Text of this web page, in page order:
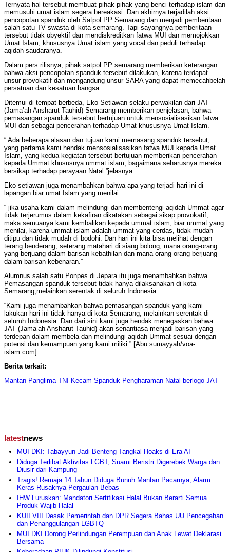
Ternyata hal tersebut membuat pihak-pihak yang benci terhadap islam dan
memusuhi umat islam segera bereakasi. Dan akhirnya terjadilah aksi
pencopotan spanduk oleh Satpol PP Semarang dan menjadi pemberitaan
salah satu TV swasta di kota semarang. Tapi sayangnya pemberitaan
tersebut tidak obyektif dan mendiskreditkan fatwa MUI dan memojokkan
Umat Islam, khususnya Umat islam yang vocal dan peduli terhadap
aqidah saudaranya.
Dalam pers rilisnya, pihak satpol PP semarang memberikan keterangan
bahwa aksi pencopotan spanduk tersebut dilakukan, karena terdapat
unsur provokatif dan mengandung unsur SARA yang dapat memecahbelah
persatuan dan kesatuan bangsa.
Ditemui di tempat berbeda, Eko Setiawan selaku perwakilan dari JAT
(Jama’ah Ansharut Tauhid) Semarang memberikan penjelasan, bahwa
pemasangan spanduk tersebut bertujuan untuk mensosialisasikan fatwa
MUI dan sebagai pencerahan terhadap Umat khususnya Umat Islam.
“ Ada beberapa alasan dan tujuan kami memasang spanduk tersebut,
yang pertama kami hendak mensosialisasikan fatwa MUI kepada Umat
Islam, yang kedua kegiatan tersebut bertujuan memberikan pencerahan
kepada Ummat khususnya ummat islam, bagaimana seharusnya mereka
bersikap terhadap perayaan Natal.”jelasnya
Eko setiawan juga menambahkan bahwa apa yang terjadi hari ini di
lapangan biar umat Islam yang menilai.
“ jika usaha kami dalam melindungi dan membentengi aqidah Ummat agar
tidak terjerumus dalam kekafiran dikatakan sebagai sikap provokatif,
maka semuanya kami kembalikan kepada ummat islam, biar ummat yang
menilai, karena ummat islam adalah ummat yang cerdas, tidak mudah
ditipu dan tidak mudah di bodohi. Dan hari ini kita bisa melihat dengan
terang benderang, seterang matahari di siang bolong, mana orang-orang
yang berjuang dalam barisan kebathilan dan mana orang-orang berjuang
dalam barisan kebenaran.”
Alumnus salah satu Ponpes di Jepara itu juga menambahkan bahwa
Pemasangan spanduk tersebut tidak hanya dilaksanakan di kota
Semarang,melainkan serentak di seluruh Indonesia.
“Kami juga menambahkan bahwa pemasangan spanduk yang kami
lakukan hari ini tidak hanya di kota Semarang, melainkan serentak di
seluruh Indonesia. Dan dari sini kami juga hendak menegaskan bahwa
JAT (Jama’ah Ansharut Tauhid) akan senantiasa menjadi barisan yang
terdepan dalam membela dan melindungi aqidah Ummat sesuai dengan
potensi dan kemampuan yang kami miliki.” [Abu sumayyah/voa-
islam.com]
Berita terkait:
Mantan Panglima TNI Kecam Spanduk Pengharaman Natal berlogo JAT
latestnews
MUI DKI: Tabayyun Jadi Benteng Tangkal Hoaks di Era AI
Diduga Terlibat Aktivitas LGBT, Suami Beristri Digerebek Warga dan
Diusir dari Kampung
Tragis! Remaja 14 Tahun Diduga Bunuh Mantan Pacarnya, Alarm
Keras Rusaknya Pergaulan Bebas
IHW Luruskan: Mandatori Sertifikasi Halal Bukan Berarti Semua
Produk Wajib Halal
KUII VIII Desak Pemerintah dan DPR Segera Bahas UU Pencegahan
dan Penanggulangan LGBTQ
MUI DKI Dorong Perlindungan Perempuan dan Anak Lewat Deklarasi
Bersama